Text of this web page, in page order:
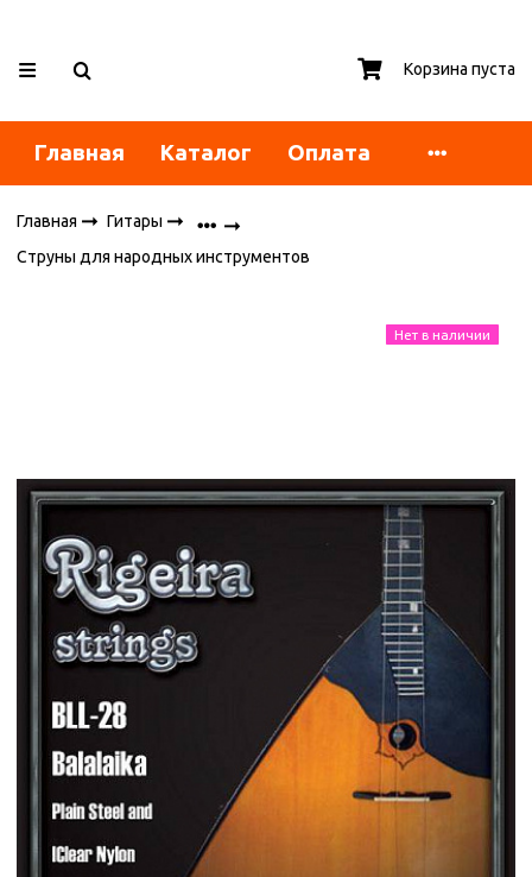
Корзина пуста
Главная Каталог Оплата
Главная
Гитары
Струны для народных инструментов
Нет в наличии